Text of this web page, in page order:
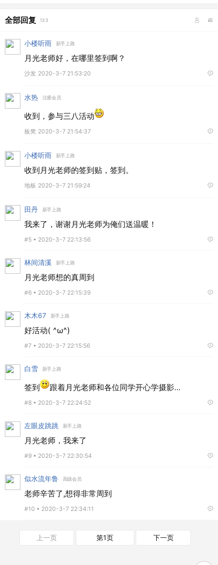
全部回复 133
小楼听雨 新手上路
月光老师好，在哪里签到啊？
沙发 2020-3-7 21:53:20
水热 注册会员
收到，参与三八活动
板凳 2020-3-7 21:54:37
小楼听雨 新手上路
收到月光老师的签到贴，签到。
地板 2020-3-7 21:59:24
田丹 新手上路
我来了，谢谢月光老师为俺们送温暖！
#5 • 2020-3-7 22:13:56
林间清溪 新手上路
月光老师想的真周到
#6 • 2020-3-7 22:15:39
木木67 新手上路
好活动( ^ω^)
#7 • 2020-3-7 22:15:56
白雪 新手上路
签到 跟着月光老师和各位同学开心学摄影…
#8 • 2020-3-7 22:24:52
左眼皮跳跳 新手上路
月光老师，我来了
#9 • 2020-3-7 22:30:54
似水流年鲁 高级会员
老师辛苦了,想得非常周到
#10 • 2020-3-7 22:34:11
上一页 第1页 下一页